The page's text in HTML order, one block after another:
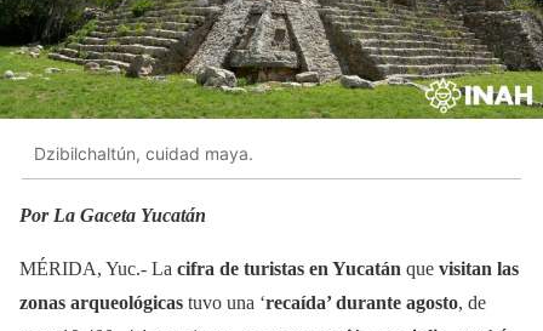
Dzibilchaltún, cuidad maya.
Por La Gaceta Yucatán
MÉRIDA, Yuc.- La cifra de turistas en Yucatán que visitan las
zonas arqueológicas tuvo una ‘recaída’ durante agosto, de